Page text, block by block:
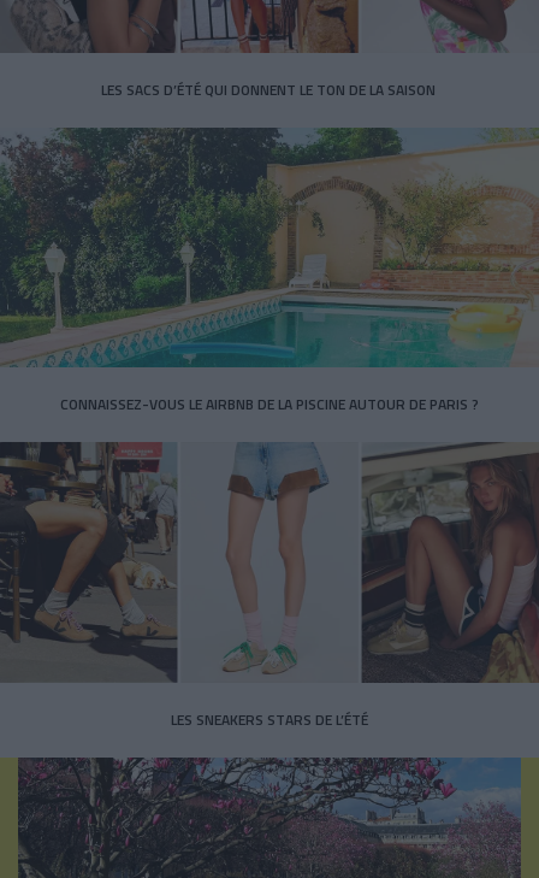
LES SACS D’ÉTÉ QUI DONNENT LE TON DE LA SAISON
CONNAISSEZ-VOUS LE AIRBNB DE LA PISCINE AUTOUR DE PARIS ?
LES SNEAKERS STARS DE L’ÉTÉ